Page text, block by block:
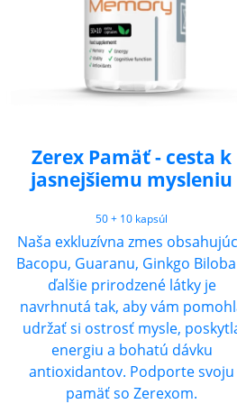
Zerex Pamäť - cesta k
jasnejšiemu mysleniu
50 + 10 kapsúl
Naša exkluzívna zmes
Bacopu, Guaranu, Ginkgo
ďalšie prirodzené látky je
navrhnutá tak, aby vám
udržať si ostrosť mysle,
energiu a bohatú dávku
antioxidantov. Podporte svoju
pamäť so Zerexom.